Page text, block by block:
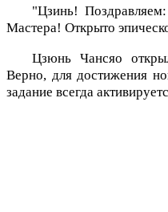
"Цзинь!
Мастера! Открыто
Цзюнь Чансяо
Верно, для достижения
задание всегда